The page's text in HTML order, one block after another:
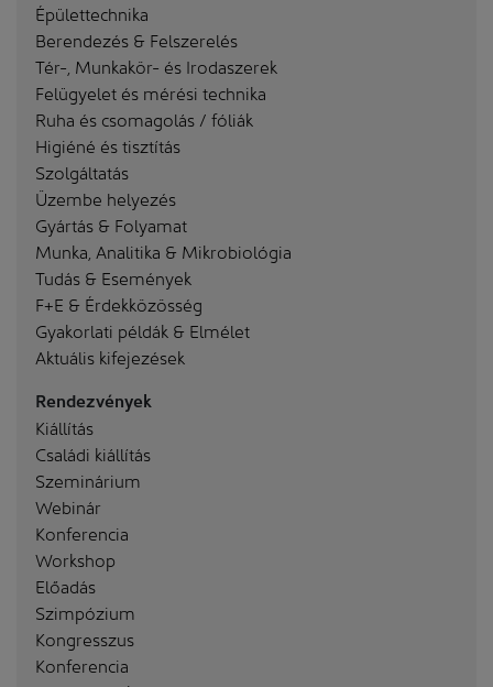
Épülettechnika
Berendezés & Felszerelés
Tér-, Munkakör- és Irodaszerek
Felügyelet és mérési technika
Ruha és csomagolás / fóliák
Higiéné és tisztítás
Szolgáltatás
Üzembe helyezés
Gyártás & Folyamat
Munka, Analitika & Mikrobiológia
Tudás & Események
F+E & Érdekközösség
Gyakorlati példák & Elmélet
Aktuális kifejezések
Rendezvények
Kiállítás
Családi kiállítás
Szeminárium
Webinár
Konferencia
Workshop
Előadás
Szimpózium
Kongresszus
Konferencia